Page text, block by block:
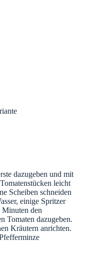
dazugeben und mit
leicht
Scheiben schneiden
einige Spritzer
Minuten den
Tomaten dazugeben.
Kräutern anrichten.